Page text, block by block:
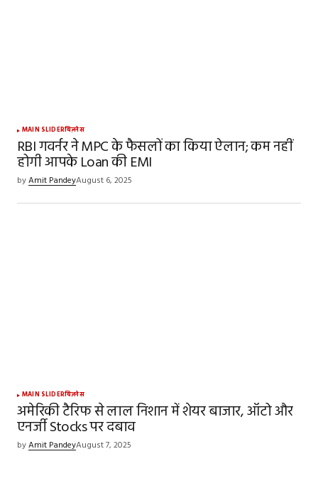
MAIN SLIDERबिज़नेस
RBI गवर्नर ने MPC के फैसलों का किया ऐलान; कम नहीं
होगी आपके Loan की EMI
byAmit PandeyAugust 6, 2025
MAIN SLIDERबिज़नेस
अमेरिकी टैरिफ से लाल निशान में शेयर बाजार, ऑटो और
एनर्जी Stocks पर दबाव
byAmit PandeyAugust 7, 2025